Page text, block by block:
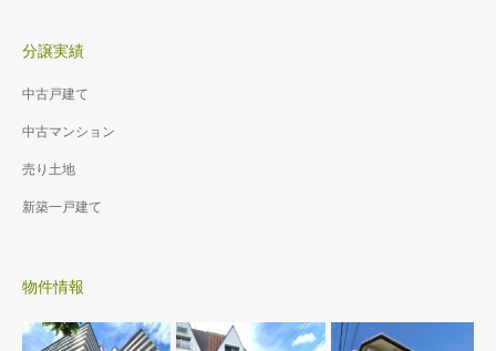
分譲実績
中古戸建て
中古マンション
売り土地
新築一戸建て
物件情報